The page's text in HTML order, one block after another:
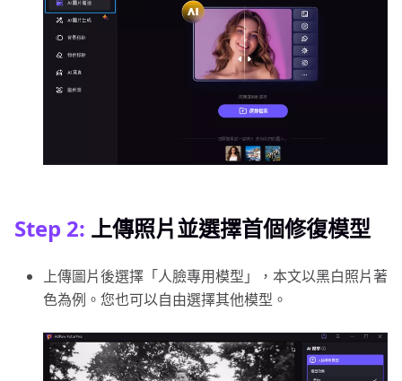
Step 2: 上傳照片並選擇首個修復模型
上傳圖片後選擇「人臉專用模型」，本文以黑白照片著
色為例。您也可以自由選擇其他模型。